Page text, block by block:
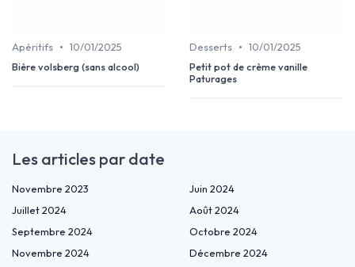
Apéritifs • 10/01/2025
Bière volsberg (sans alcool)
Desserts • 10/01/2025
Petit pot de crème vanille
Paturages
Les articles par date
Novembre 2023
Juin 2024
Juillet 2024
Août 2024
Septembre 2024
Octobre 2024
Novembre 2024
Décembre 2024